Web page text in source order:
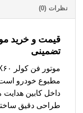
نظرات (0)
تضمینی
مطبوع خودرو
داخل کابین هدایت
طراحی دقیق